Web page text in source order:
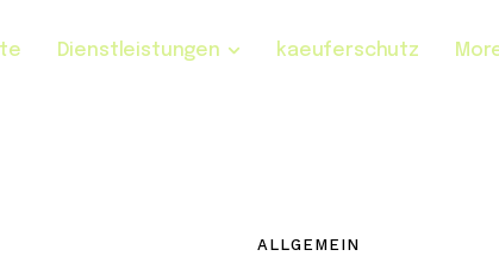
Dienstleistungen kaeuferschutz
ALLGEMEIN